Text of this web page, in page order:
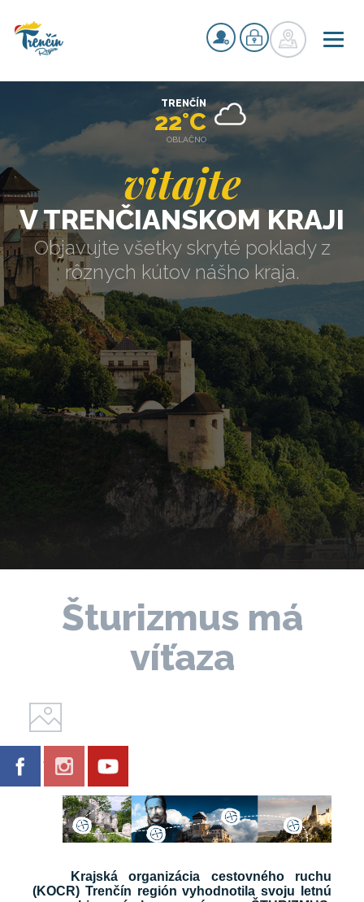
vitajte
V TRENČIANSKOM KRAJI
Objavujte všetky skryté poklady z
rôznych kútov nášho kraja.
TRENČÍN
22°C
OBLAČNO
Šturizmus má
víťaza
Galéria
Krajská organizácia cestovného ruchu
(KOCR) Trenčín región vyhodnotila svoju letnú